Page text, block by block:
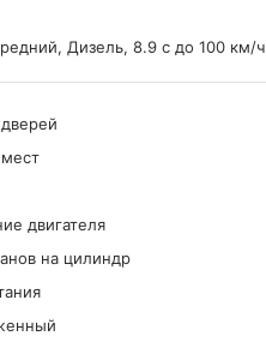
, Дизель, 8.9 с до 100 км/ч
двигателя
на цилиндр